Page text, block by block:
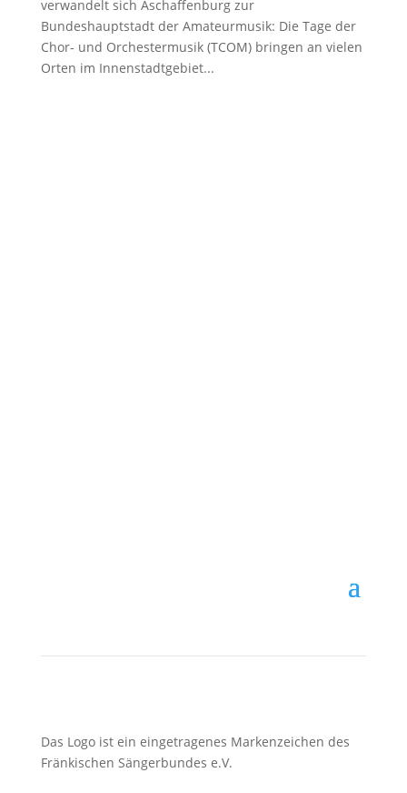
verwandelt sich Aschaffenburg zur
Bundeshauptstadt der Amateurmusik: Die Tage der
Chor- und Orchestermusik (TCOM) bringen an vielen
Orten im Innenstadtgebiet...
Das Logo ist ein eingetragenes Markenzeichen des
Fränkischen Sängerbundes e.V.